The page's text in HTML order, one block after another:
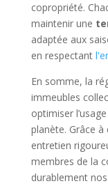
copropriété.
maintenir une
adaptée aux
en respectant
En somme, la
immeubles
optimiser
planète. Grâce
entretien
membres de la
durablement